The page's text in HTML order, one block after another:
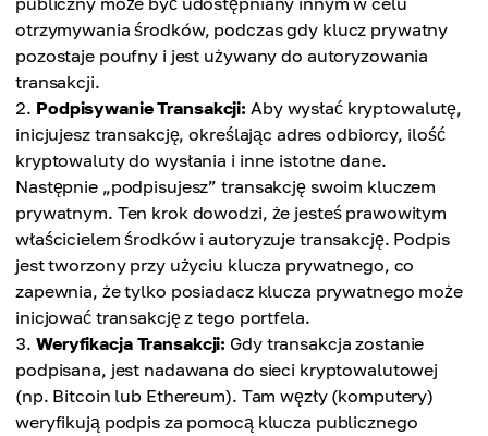
otrzymywania środków, podczas gdy klucz prywatny
pozostaje poufny i jest używany do autoryzowania
transakcji.
Podpisywanie Transakcji: Aby wysłać kryptowalutę,
inicjujesz transakcję, określając adres odbiorcy, ilość
kryptowaluty do wysłania i inne istotne dane.
Następnie „podpisujesz” transakcję swoim kluczem
prywatnym. Ten krok dowodzi, że jesteś prawowitym
właścicielem środków i autoryzuje transakcję. Podpis
jest tworzony przy użyciu klucza prywatnego, co
zapewnia, że tylko posiadacz klucza prywatnego może
inicjować transakcję z tego portfela.
Weryfikacja Transakcji: Gdy transakcja zostanie
podpisana, jest nadawana do sieci kryptowalutowej
(np. Bitcoin lub Ethereum). Tam węzły (komputery)
weryfikują podpis za pomocą klucza publicznego